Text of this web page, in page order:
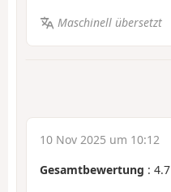
Maschinell übersetzt
10 Nov 2025 um 10:12
Gesamtbewertung : 4.7